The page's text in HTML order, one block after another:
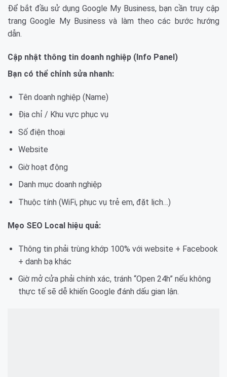
Để bắt đầu sử dụng Google My Business, bạn cần truy cập
trang Google My Business và làm theo các bước hướng
dẫn.
Cập nhật thông tin doanh nghiệp (Info Panel)
Bạn có thể chỉnh sửa nhanh:
Tên doanh nghiệp (Name)
Địa chỉ / Khu vực phục vụ
Số điện thoại
Website
Giờ hoạt động
Danh mục doanh nghiệp
Thuộc tính (WiFi, phục vụ trẻ em, đặt lịch…)
Mẹo SEO Local hiệu quả:
Thông tin phải trùng khớp 100% với website + Facebook
+ danh bạ khác
Giờ mở cửa phải chính xác, tránh “Open 24h” nếu không
thực tế sẽ dễ khiến Google đánh dấu gian lận.